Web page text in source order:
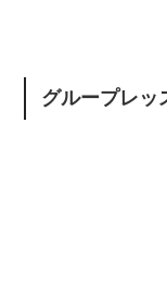
グループレッ